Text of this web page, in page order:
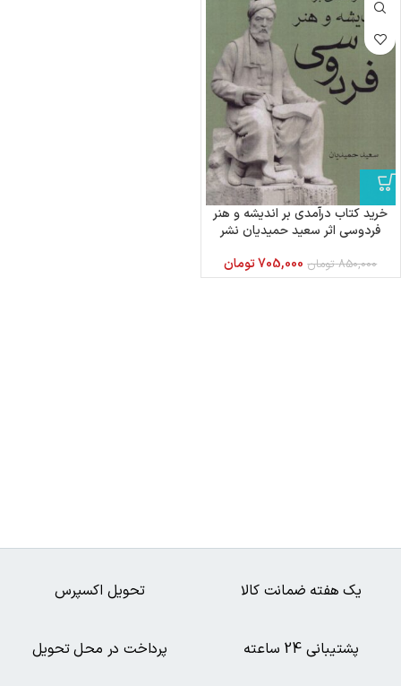
خرید کتاب درآمدی بر اندیشه و هنر
فردوسی اثر سعید حمیدیان نشر
850,000 تومان 705,000تومان
پرداخت در محل تحویل پشتیبانی 24 ساعته
تحویل اکسپرس یک هفته ضمانت کالا